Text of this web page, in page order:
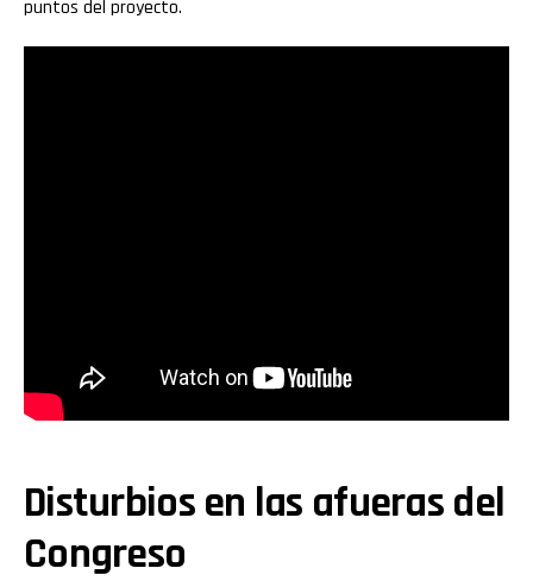
puntos del proyecto.
Disturbios en las afueras del
Congreso